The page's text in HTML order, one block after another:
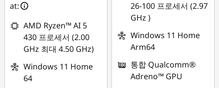
at:
AMD Ryzen™ AI 5
430 프로세서 (2.00
GHz 최대 4.50 GHz)
Windows 11 Home
64
26-100 프로세서 (2.97
GHz )
Windows 11 Home
Arm64
통합 Qualcomm®
Adreno™ GPU